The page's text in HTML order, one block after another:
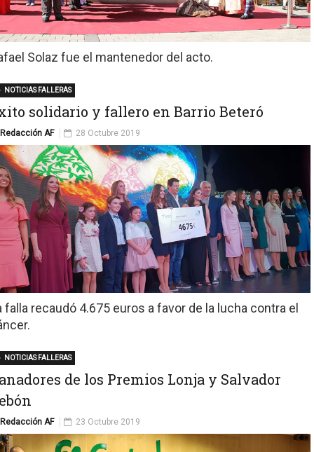
Solaz fue el mantenedor del acto.
solidario y fallero en Barrio Beteró
Redacción AF
NOTICIAS FALLERAS
28 Octubre 2019
falla recaudó 4.675 euros a favor de la lucha contra el
de los Premios Lonja y Salvador
Redacción AF
NOTICIAS FALLERAS
23 Octubre 2019